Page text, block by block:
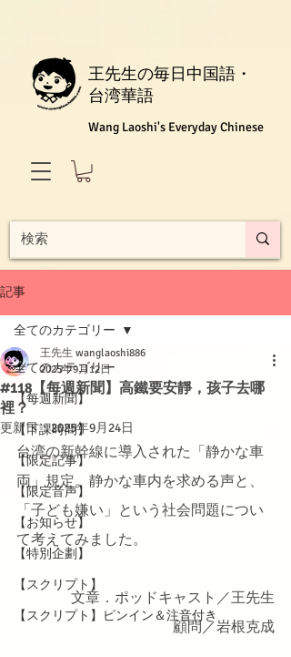
王先生の毎日中国語・
台湾華語
Wang Laoshi's Everyday Chinese
記事
全てのカテゴリー
【每週新聞】
【下課時間】
【限定記事】
【限定音声】
【お知らせ】
【特別企劃】
【スクリプト】
【スクリプト】ピンイン＆注音付き
全てのカテゴリー
#118【每週新聞】高鐵要安靜，孩子去哪
裡？
王先生 wanglaoshi886
2025年9月12日
更新日：2025年9月24日
台湾の新幹線に導入された「静かな車
両」規定。静かな車内を求める声と、
「子ども嫌い」という社会問題につい
て考えてみました。
文章．ポッドキャスト／王先生
顧問／岩根克成